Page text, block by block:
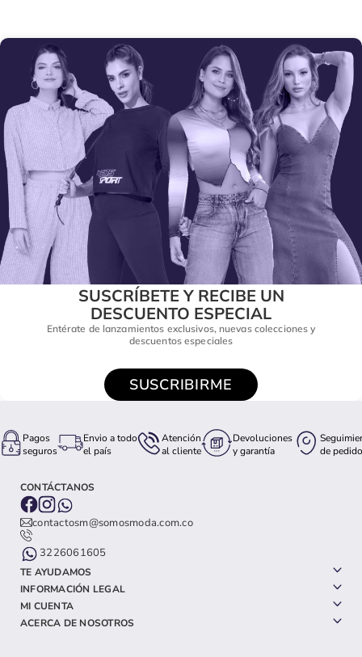
SUSCRÍBETE Y RECIBE UN
DESCUENTO ESPECIAL
Entérate de lanzamientos exclusivos, nuevas colecciones y
descuentos especiales
SUSCRIBIRME
Pagos
seguros
Envio a todo
el país
Atención
al cliente
Devoluciones
y garantía
de pedido
CONTÁCTANOS
contactosm@somosmoda.com.co
3226061605
TE AYUDAMOS
INFORMACIÓN LEGAL
MI CUENTA
ACERCA DE NOSOTROS